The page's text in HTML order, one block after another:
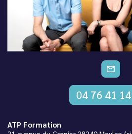
04 76 41
ATP Formation